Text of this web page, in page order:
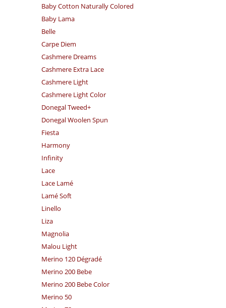
Baby Cotton Naturally Colored
Baby Lama
Belle
Carpe Diem
Cashmere Dreams
Cashmere Extra Lace
Cashmere Light
Cashmere Light Color
Donegal Tweed+
Donegal Woolen Spun
Fiesta
Harmony
Infinity
Lace
Lace Lamé
Lamé Soft
Linello
Liza
Magnolia
Malou Light
Merino 120 Dégradé
Merino 200 Bebe
Merino 200 Bebe Color
Merino 50